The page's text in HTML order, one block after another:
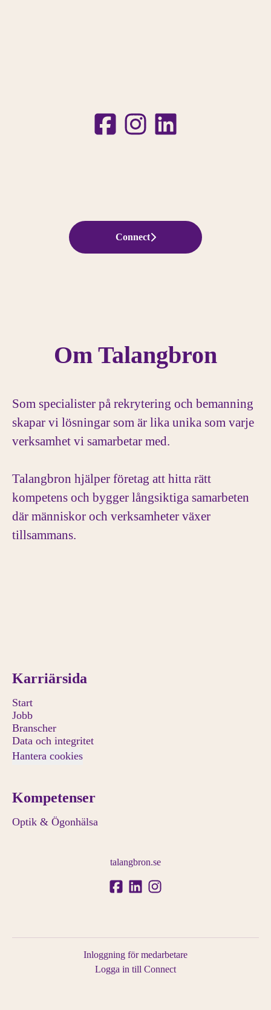
Connect
Om Talangbron
Som specialister på rekrytering och bemanning
skapar vi lösningar som är lika unika som varje
verksamhet vi samarbetar med.
Talangbron hjälper företag att hitta rätt
kompetens och bygger långsiktiga samarbeten
där människor och verksamheter växer
tillsammans.
Karriärsida
Start
Jobb
Branscher
Data och integritet
Hantera cookies
Kompetenser
Optik & Ögonhälsa
talangbron.se
Inloggning för medarbetare
Logga in till Connect